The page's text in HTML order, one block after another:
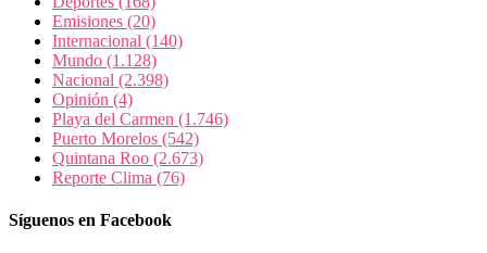
Emisiones (20)
Internacional (140)
Mundo (1.128)
Nacional (2.398)
Opinión (4)
Playa del Carmen (1.746)
Puerto Morelos (542)
Quintana Roo (2.673)
Reporte Clima (76)
Síguenos en Facebook